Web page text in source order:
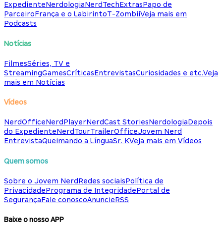
ExpedienteNerdologiaNerdTechExtrasPapo de
ParceiroFrança e o LabirintoT-ZombiiVeja mais em
Podcasts
Notícias
FilmesSéries, TV e
StreamingGamesCríticasEntrevistasCuriosidades e etc.Veja
mais em Notícias
Vídeos
NerdOfficeNerdPlayerNerdCast StoriesNerdologiaDepois
do ExpedienteNerdTourTrailerOfficeJovem Nerd
EntrevistaQueimando a LínguaSr. KVeja mais em Vídeos
Quem somos
Sobre o Jovem NerdRedes sociaisPolítica de
PrivacidadePrograma de IntegridadePortal de
SegurançaFale conoscoAnuncieRSS
Baixe o nosso APP